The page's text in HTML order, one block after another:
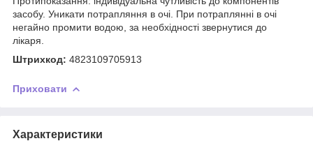
засобу. Уникати потрапляння в очі. При потраплянні в очі
негайно промити водою, за необхідності звернутися до
лікаря.
Штрихкод: 4823109705913
Приховати
Характеристики